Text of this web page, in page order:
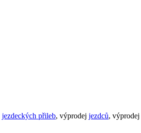
jezdeckých přileb, výprodej jezdců, výprodej